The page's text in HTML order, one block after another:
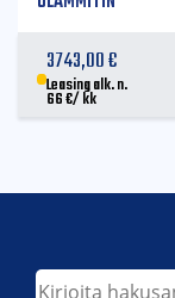
3743,00€
Leasing alk. n.
66€/ kk
Etsi